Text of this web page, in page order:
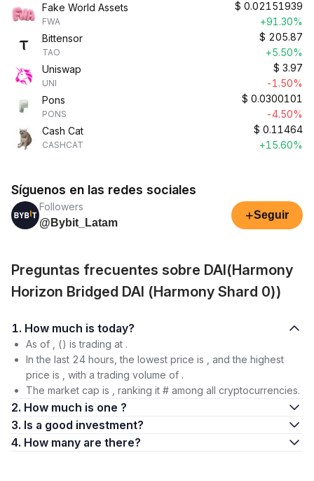
Fake World Assets
FWA
$ 0.02151939
+91.30%
Bittensor
TAO
$ 205.87
+5.50%
Uniswap
UNI
$ 3.97
-1.50%
Pons
PONS
$ 0.0300101
-4.50%
Cash Cat
CASHCAT
$ 0.11464
+15.60%
Síguenos en las redes sociales
Followers
@Bybit_Latam
+Seguir
Preguntas frecuentes sobre DAI(Harmony
Horizon Bridged DAI (Harmony Shard 0))
1. How much is today?
As of , () is trading at .
In the last 24 hours, the lowest price is , and the highest
price is , with a trading volume of .
The market cap is , ranking it # among all cryptocurrencies.
2. How much is one ?
3. Is a good investment?
4. How many are there?